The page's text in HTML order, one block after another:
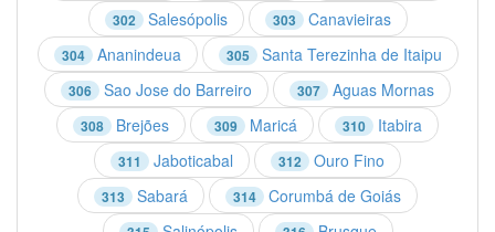
302 Salesópolis 303 Canavieiras
304 Ananindeua 305 Santa Terezinha de Itaipu
306 Sao Jose do Barreiro 307 Aguas Mornas
308 Brejões 309 Maricá 310 Itabira
311 Jaboticabal 312 Ouro Fino
313 Sabará 314 Corumbá de Goiás